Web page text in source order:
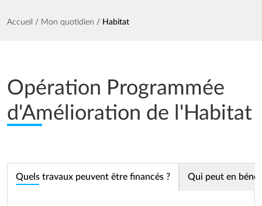
Fil d'Ariane
Accueil Mon quotidien Habitat
Opération Programmée
d'Amélioration de l'Habitat
Quels travaux peuvent être financés ? Qui peut en